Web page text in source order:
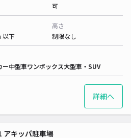
可
以下
高さ
制限なし
ー中型車ワンボックス大型車・SUV
詳細へ
アキッパ駐車場